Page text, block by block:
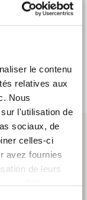
le contenu
relatives aux
Nous
l'utilisation de
sociaux, de
celles-ci
avez fournies
de leurs
à la fois